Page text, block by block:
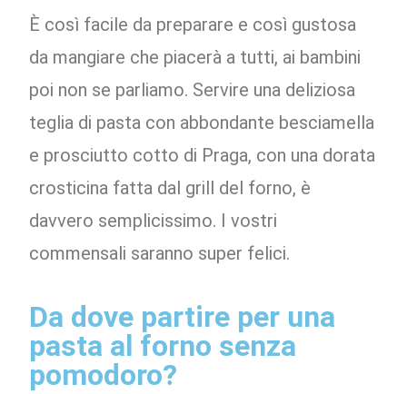
È così facile da preparare e così gustosa
da mangiare che piacerà a tutti, ai bambini
poi non se parliamo. Servire una deliziosa
teglia di pasta con abbondante besciamella
e prosciutto cotto di Praga, con una dorata
crosticina fatta dal grill del forno, è
davvero semplicissimo. I vostri
commensali saranno super felici.
Da dove partire per una
pasta al forno senza
pomodoro?